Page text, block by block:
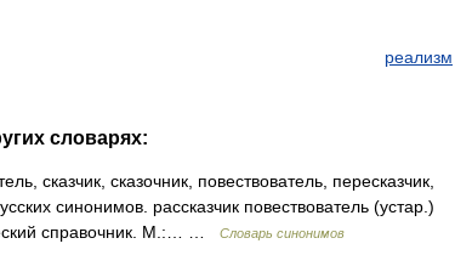
реализм
словарях:
сказчик, сказочник, повествователь, пересказчик,
синонимов. рассказчик повествователь (устар.)
справочник. М.:… …
Словарь синонимов